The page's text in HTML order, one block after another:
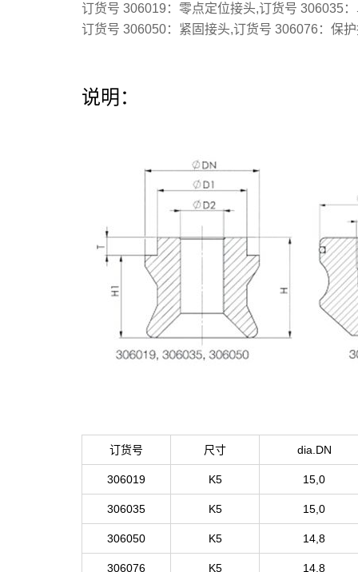
订货号 306019：零点定位接头,订货号 306035
订货号 306050：紧固接头,订货号 306076：保
说明：
订货号 尺寸 dia.DN
306019 K5 15,0
306035 K5 15,0
306050 K5 14,8
306076 K5 14,8